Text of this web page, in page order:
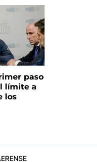
paso
límite a
los